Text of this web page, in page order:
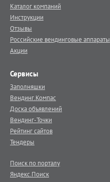
Каталог компаний
Инструкции
Отзывы
Российские вендинговые аппараты
Акции
Сервисы
Заполняшки
Вендинг.Компас
Доска объявлений
Вендинг-Точки
Рейтинг сайтов
Тендеры
Поиск по порталу
Яндекс.Поиск